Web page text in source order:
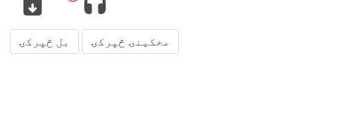
مخکینۍ څپرکۍ بل څپرکۍ